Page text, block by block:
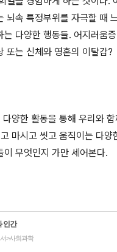
뇌속 특정부위를 자극할 때
는 다양한 행동들. 어지러움
또는 신체와 영혼의 이탈감?
양한 활동을 통해 우리와
마시고 씻고 움직이는 다양
이 무엇인지 가만 세어본다.
인간
>사회과학